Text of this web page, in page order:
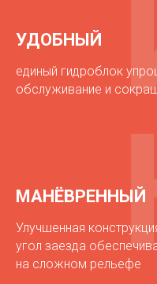
УДОБНЫЙ
единый гидроблок
обслуживание и
МАНЁВРЕННЫЙ
Улучшенная
угол заезда
на сложном рельефе
ТЕХНИЧЕСКИЕ
Максимальная высота подъёма,
Электрический
ПРИВОД ГИДРОНАСОСА
СИСТЕМА УПРАВЛЕНИЯ